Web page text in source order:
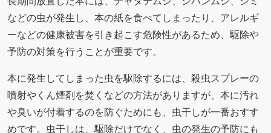
などの虫が発生し、本の紙を食べてしまったり、アレルギ
ーなどの健康被害を引き起こす危険性があるため、駆除や
予防の対策を行うことが重要です。
本に発生してしまった虫を駆除するには、殺虫スプレーの
噴射やくん煙剤を焚くなどの方法がありますが、本に汚れ
や臭いが付着するのを防ぐためにも、虫干しが一番おすす
めです。虫干しは、駆除だけでなく、虫の発生の予防にも